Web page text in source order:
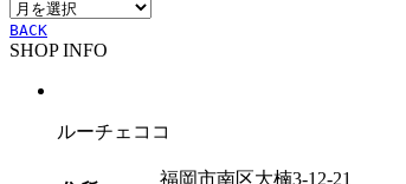
ー
ア
ー
カ
BACK
SHOP INFO
ルーチェココ
福岡市南区大楠3-12-21